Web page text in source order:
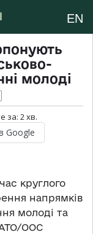
EN
молоді
за: 2хв.
Google
круглого
напрямків
молоді та
ООС